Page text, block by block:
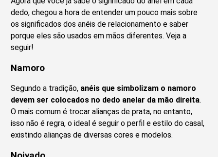
dedo, chegou a hora de entender um pouco mais sobre
os significados dos anéis de relacionamento e saber
porque eles são usados em mãos diferentes. Veja a
seguir!
Namoro
Segundo a tradição, anéis que simbolizam o namoro
devem ser colocados no dedo anelar da mão direita.
O mais comum é trocar alianças de prata, no entanto,
isso não é regra, o ideal é seguir o perfil e estilo do casal,
existindo alianças de diversas cores e modelos.